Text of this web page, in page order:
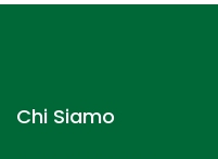
Chi Siamo